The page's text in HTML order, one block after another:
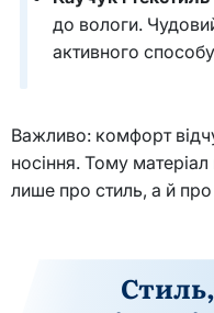
до вологи.
активного
Важливо: комфорт
носіння. Тому
лише про стиль, а й про